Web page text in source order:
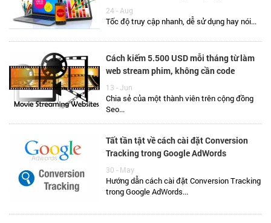
24 - Aug
Tốc độ truy cập nhanh, dễ sử dụng hay nói...
Cách kiếm 5.500 USD mỗi tháng từ làm
web stream phim, không cần code
13 - Jun
Chia sẻ của một thành viên trên cộng đồng
Seo...
Tất tần tật về cách cài đặt Conversion
Tracking trong Google AdWords
30 - May
Hướng dẫn cách cài đặt Conversion Tracking
trong Google AdWords...